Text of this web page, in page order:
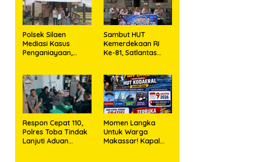
Polsek Silaen
Mediasi Kasus
Penganiayaan,
Sambut HUT
Kemerdekaan RI
Ke-81, Satlantas
Warga Kurang
Mampu
Respon Cepat 110,
Polres Toba Tindak
Lanjuti Aduan
Momen Langka
Untuk Warga
Makassar! Kapal